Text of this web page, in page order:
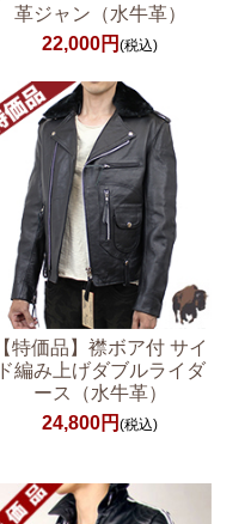
革ジャン（水牛革）
22,000円(税込)
【特価品】襟ボア付 サイ
ド編み上げダブルライダ
ース（水牛革）
24,800円(税込)